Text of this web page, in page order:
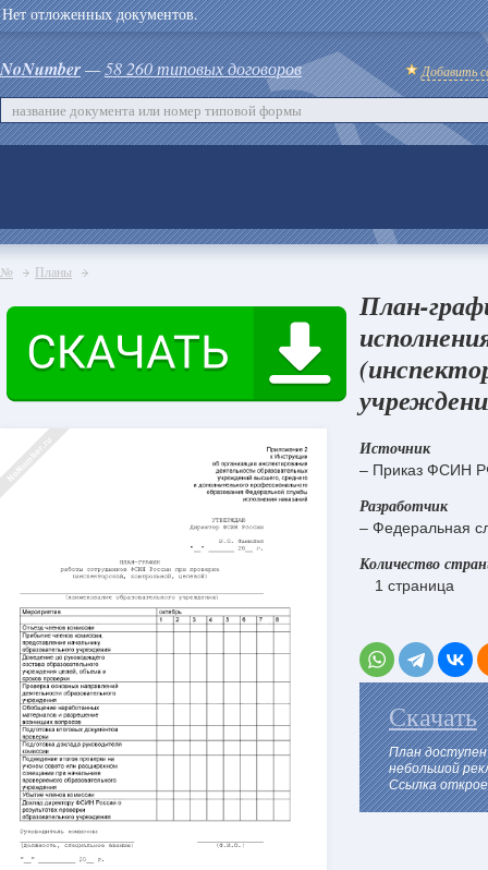
Нет отложенных документов.
NoNumber—58 260 типовых договоров Добавить
№ Планы
План-
Источник
– Приказ ФСИН
Разработчик
– Федеральная
Количество
1 страница
Скачать
План доступен
небольшой
Ссылка